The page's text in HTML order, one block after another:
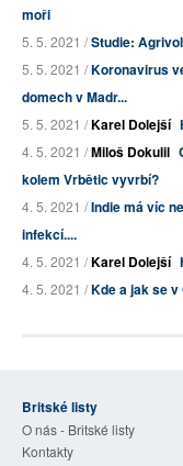
moři
5. 5. 2021 /Studie:
5. 5. 2021 /Koronavirus
domech v Madr...
5. 5. 2021 /Karel Dolejší
4. 5. 2021 /Miloš Dokulil
kolem Vrbětic vyvrbí?
4. 5. 2021 /Indie má víc
infekcí....
4. 5. 2021 /Karel Dolejší
4. 5. 2021 /Kde a jak se
Britské listy
O nás - Britské listy
Kontakty